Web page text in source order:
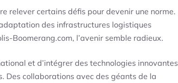
relever certains défis pour devenir une norme.
des infrastructures logistiques
Boomerang.com, l’avenir semble radieux.
et d’intégrer des technologies innovantes
Des collaborations avec des géants de la